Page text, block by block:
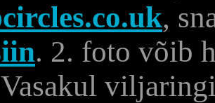
,
. 2. foto võib